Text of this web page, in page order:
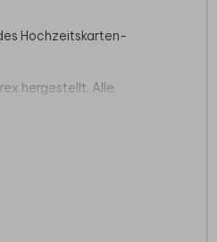
Hochzeitskarten-
hergestellt. Alle
zu unseren Schildern
in
viele Symbole und